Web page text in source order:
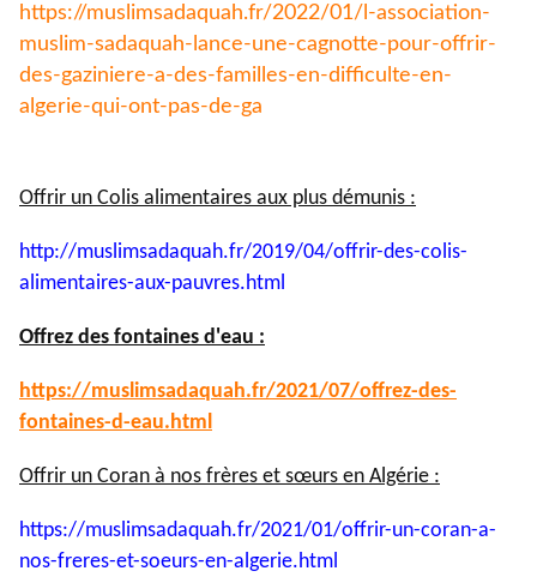
https://muslimsadaquah.fr/2022/01/l-association-
muslim-sadaquah-lance-une-cagnotte-pour-offrir-
des-gaziniere-a-des-familles-en-difficulte-en-
algerie-qui-ont-pas-de-ga
Offrir un Colis alimentaires aux plus démunis :
http://muslimsadaquah.fr/2019/04/offrir-des-colis-
alimentaires-aux-pauvres.html
Offrez des fontaines d'eau :
https://muslimsadaquah.fr/2021/07/offrez-des-
fontaines-d-eau.html
Offrir un Coran à nos frères et sœurs en Algérie :
https://muslimsadaquah.fr/2021/01/offrir-un-coran-a-
nos-freres-et-soeurs-en-algerie.html